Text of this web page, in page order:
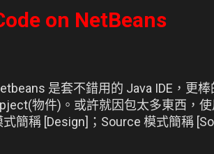
on NetBeans
是套不錯用的 Java IDE，更
物件)。或許就因包太多東西，
式簡稱 [Design]；Source 模式簡稱